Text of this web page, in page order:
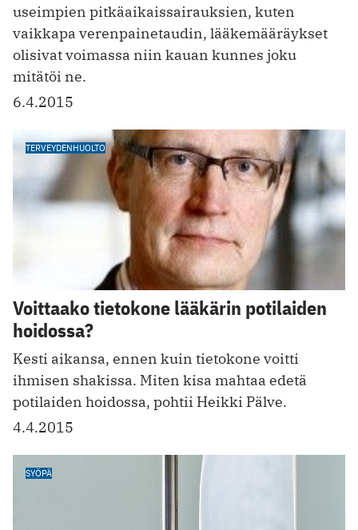
useimpien pitkäaikaissairauksien, kuten
vaikkapa verenpainetaudin, lääkemääräykset
olisivat voimassa niin kauan kunnes joku
mitätöi ne.
6.4.2015
TERVEYDENHUOLTO
Voittaako tietokone lääkärin potilaiden
hoidossa?
Kesti aikansa, ennen kuin tietokone voitti
ihmisen shakissa. Miten kisa mahtaa edetä
potilaiden hoidossa, pohtii Heikki Pälve.
4.4.2015
SYÖPÄ